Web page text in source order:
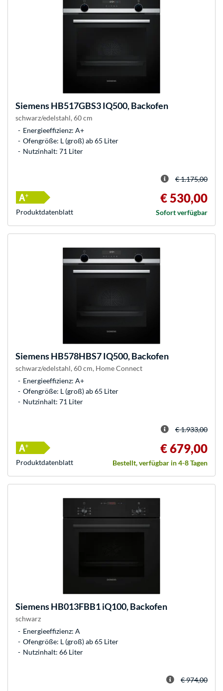
SiemensHB517GBS3 IQ500, Backofen
schwarz/edelstahl, 60 cm
Energieeffizienz: A+
Ofengröße: L (groß) ab 65 Liter
Nutzinhalt: 71 Liter
€ 1.175,00
€ 530,00
Sofort verfügbar
Produkt­datenblatt
SiemensHB578HBS7 IQ500, Backofen
schwarz/edelstahl, 60 cm, Home Connect
Energieeffizienz: A+
Ofengröße: L (groß) ab 65 Liter
Nutzinhalt: 71 Liter
€ 1.933,00
€ 679,00
Bestellt, verfügbar in 4-8 Tagen
Produkt­datenblatt
SiemensHB013FBB1 iQ100, Backofen
schwarz
Energieeffizienz: A
Ofengröße: L (groß) ab 65 Liter
Nutzinhalt: 66 Liter
€ 974,00